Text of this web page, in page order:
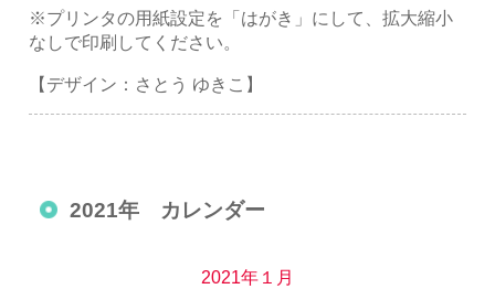
※プリンタの用紙設定を「はがき」にして、拡大縮小
なしで印刷してください。
【デザイン：さとう ゆきこ】
2021年 カレンダー
2021年１月